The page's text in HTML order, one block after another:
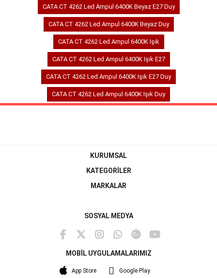
CATA CT 4262 Led Ampul 6400K Beyaz E27 Duy
CATA CT 4262 Led Ampul 6400K Beyaz Duy
CATA CT 4262 Led Ampul 6400K Işık
CATA CT 4262 Led Ampul 6400K Işık E27
CATA CT 4262 Led Ampul 6400K Işık E27 Duy
CATA CT 4262 Led Ampul 6400K Işık Duy
KURUMSAL
KATEGORİLER
MARKALAR
SOSYAL MEDYA
MOBİL UYGULAMALARIMIZ
App Store Google Play